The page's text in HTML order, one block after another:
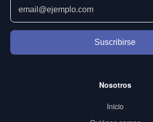
Suscribirse
Nosotros
Inicio